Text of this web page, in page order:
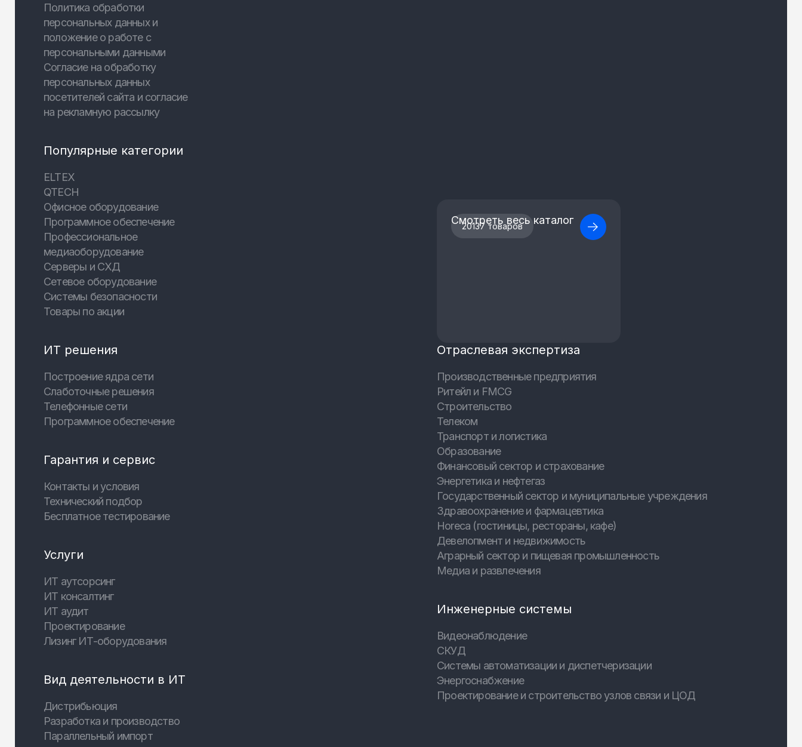
Политика обработки
персональных данных и
положение о работе с
персональными данными
Согласие на обработку
персональных данных
посетителей сайта и согласие
на рекламную рассылку
Популярные категории
ELTEX
QTECH
Офисное оборудование
Программное обеспечение
Профессиональное
медиаоборудование
Серверы и СХД
Сетевое оборудование
Системы безопасности
Товары по акции
20137 товаров
Смотреть весь каталог
ИТ решения
Построение ядра сети
Слаботочные решения
Телефонные сети
Программное обеспечение
Гарантия и сервис
Контакты и условия
Технический подбор
Бесплатное тестирование
Услуги
ИТ аутсорсинг
ИТ консалтинг
ИТ аудит
Проектирование
Лизинг ИТ-оборудования
Вид деятельности в ИТ
Дистрибьюция
Разработка и производство
Параллельный импорт
Отраслевая экспертиза
Производственные предприятия
Ритейл и FMCG
Строительство
Телеком
Транспорт и логистика
Образование
Финансовый сектор и страхование
Энергетика и нефтегаз
Государственный сектор и муниципальные учреждения
Здравоохранение и фармацевтика
Horeca (гостиницы, рестораны, кафе)
Девелопмент и недвижимость
Аграрный сектор и пищевая промышленность
Медиа и развлечения
Инженерные системы
Видеонаблюдение
СКУД
Системы автоматизации и диспетчеризации
Энергоснабжение
Проектирование и строительство узлов связи и ЦОД